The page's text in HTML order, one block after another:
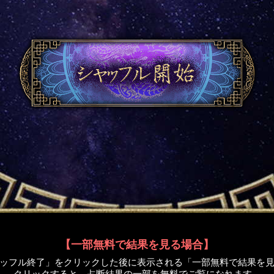
【一部無料で結果を見る場合】
フル終了」をクリックした後に表示される「一部無料で結果を